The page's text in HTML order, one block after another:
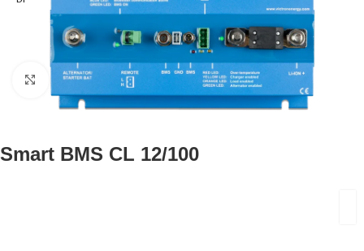
Büyütmek için tıklayın
Smart BMS CL 12/100